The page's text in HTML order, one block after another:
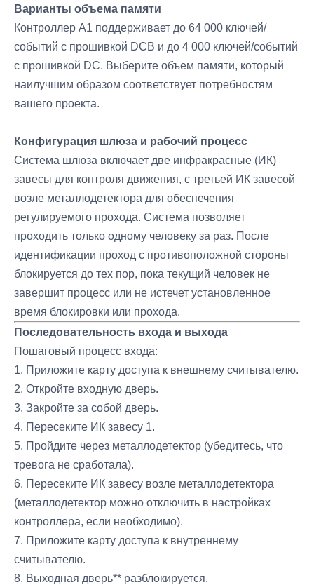
Варианты объема памяти
Контроллер A1 поддерживает до 64 000 ключей/
событий с прошивкой DCB и до 4 000 ключей/событий
с прошивкой DC. Выберите объем памяти, который
наилучшим образом соответствует потребностям
вашего проекта.
Конфигурация шлюза и рабочий процесс
Система шлюза включает две инфракрасные (ИК)
завесы для контроля движения, с третьей ИК завесой
возле металлодетектора для обеспечения
регулируемого прохода. Система позволяет
проходить только одному человеку за раз. После
идентификации проход с противоположной стороны
блокируется до тех пор, пока текущий человек не
завершит процесс или не истечет установленное
время блокировки или прохода.
Последовательность входа и выхода
Пошаговый процесс входа:
1. Приложите карту доступа к внешнему считывателю.
2. Откройте входную дверь.
3. Закройте за собой дверь.
4. Пересеките ИК завесу 1.
5. Пройдите через металлодетектор (убедитесь, что
тревога не сработала).
6. Пересеките ИК завесу возле металлодетектора
(металлодетектор можно отключить в настройках
контроллера, если необходимо).
7. Приложите карту доступа к внутреннему
считывателю.
8. Выходная дверь** разблокируется.